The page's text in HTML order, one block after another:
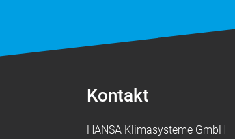
Kontakt
HANSA Klimasysteme GmbH